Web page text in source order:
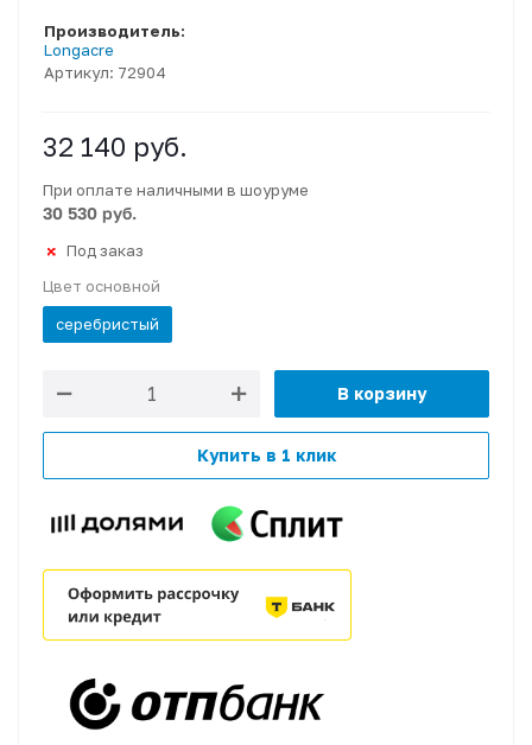
Артикул: 72904
Производитель:
Longacre
32 140 руб.
При оплате наличными в шоуруме
30 530 руб.
Под заказ
Цвет основной
серебристый
В корзину
Купить в 1 клик